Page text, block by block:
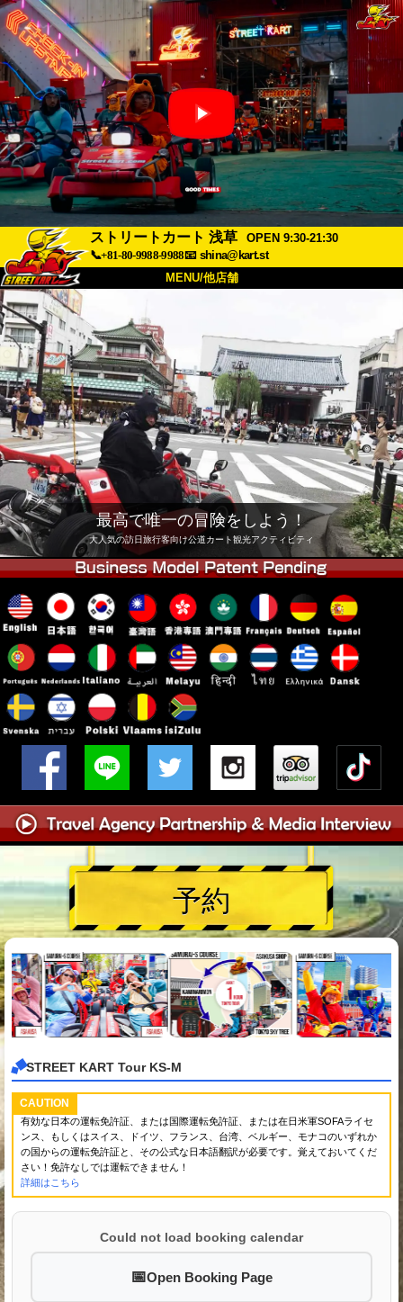
ストリートカート 浅草
OPEN 9:30-21:30
📞+81-80-9988-9988📧 shina@kart.st
MENU/他店舗
概要 価格
アクセス 評価 FAQ
会社 予約
他店舗
東京 品川 東京 秋葉原 #1
東京 秋葉原 #2 東京 渋谷
東京 渋谷アネックス 東京ベイ
東京 浅草 大阪
最高で唯一の冒険をしよう！
大人気の訪日旅行客向け公道カート観光アクティビティ
予約
STREET KART Tour KS-M
CAUTION
有効な日本の運転免許証、または国際運転免許証、または在日米軍SOFAライセ
ンス、もしくはスイス、ドイツ、フランス、台湾、ベルギー、モナコのいずれか
の国からの運転免許証と、その公式な日本語翻訳が必要です。覚えておいてくだ
さい！免許なしでは運転できません！
詳細はこちら
Could not load booking calendar
Open Booking Page